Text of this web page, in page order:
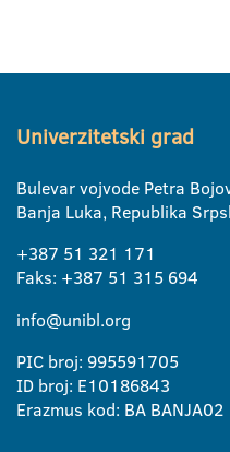
Univerzitetski grad
Bulevar vojvode Petra
Banja Luka, Republika
+387 51 321 171
Faks: +387 51 315 694
info@unibl.org
PIC broj: 995591705
ID broj: E10186843
Erazmus kod: BA BANJA02